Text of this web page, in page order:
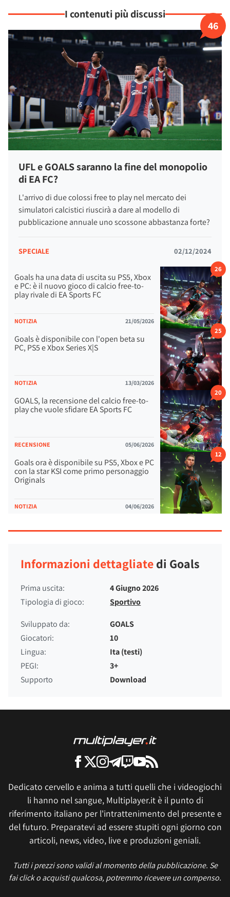
desideratie di personalizzare progressivamente la propria
squadra.
I contenuti più discussi
UFL e GOALS saranno la fine del monopolio
di EA FC?
L'arrivo di due colossi free to play nel mercato dei
simulatori calcistici riuscirà a dare al modello di
pubblicazione annuale uno scossone abbastanza forte?
SPECIALE 02/12/2024
46
Goals ha una data di uscita su PS5, Xbox
e PC: è il nuovo gioco di calcio free-to-
play rivale di EA Sports FC
NOTIZIA 21/05/2026
26
Goals è disponibile con l'open beta su
PC, PS5 e Xbox Series X|S
NOTIZIA 13/03/2026
25
GOALS, la recensione del calcio free-to-
play che vuole sfidare EA Sports FC
RECENSIONE 05/06/2026
20
Goals ora è disponibile su PS5, Xbox e PC
con la star KSI come primo personaggio
Originals
NOTIZIA 04/06/2026
12
Informazioni dettagliatedi Goals
Prima uscita:
4 Giugno 2026
Tipologia di gioco:
Sportivo
Sviluppato da:
GOALS
Giocatori:
10
Lingua:
Ita (testi)
PEGI:
3+
Supporto
Download
Dedicato cervello e anima a tutti quelli che i videogiochi
li hanno nel sangue, Multiplayer.it è il punto di
riferimento italiano per l'intrattenimento del presente e
del futuro. Preparatevi ad essere stupiti ogni giorno con
articoli, news, video, live e produzioni geniali.
Tutti i prezzi sono validi al momento della pubblicazione. Se
fai click o acquisti qualcosa, potremmo ricevere un compenso.